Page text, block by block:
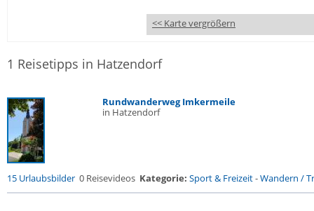
<< Karte vergrößern
1 Reisetipps in Hatzendorf
Rundwanderweg Imkermeile
in Hatzendorf
15 Urlaubsbilder 0 Reisevideos Kategorie: Sport & Freizeit-Wandern /